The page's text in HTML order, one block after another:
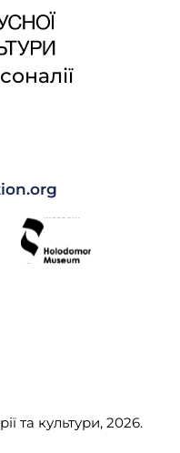
та культури, 2026.